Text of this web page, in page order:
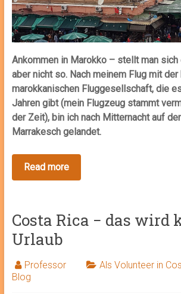
Ankommen in Marokko – stellt man sich
aber nicht so. Nach meinem Flug mit
marokkanischen Fluggesellschaft, die
Jahren gibt (mein Flugzeug stammt
der Zeit), bin ich nach Mitternacht auf
Marrakesch gelandet.
Costa Rica − das wird
Urlaub
Professor Als Volunteer in
Blog